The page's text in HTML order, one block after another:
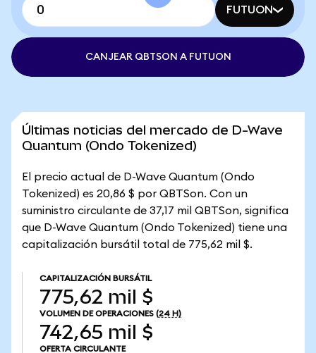
FUTUON
CANJEAR QBTSON A FUTUON
Últimas noticias del mercado de D-Wave
Quantum (Ondo Tokenized)
El precio actual de D-Wave Quantum (Ondo
Tokenized) es 20,86 $ por QBTSon. Con un
suministro circulante de 37,17 mil QBTSon, significa
que D-Wave Quantum (Ondo Tokenized) tiene una
capitalización bursátil total de 775,62 mil $.
CAPITALIZACIÓN BURSÁTIL
775,62 mil $
VOLUMEN DE OPERACIONES (24 H)
742,65 mil $
OFERTA CIRCULANTE